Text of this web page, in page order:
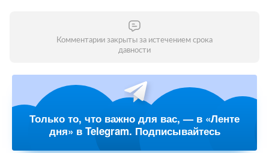
Комментарии закрыты за истечением срока
давности
Только то, что важно для вас, — в «Ленте
дня» в Telegram. Подписывайтесь